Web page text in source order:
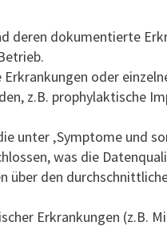
deren dokumentierte
oder
z.B. prophylaktische
unter ‚Symptome und
was die
über den
Erkrankungen (z.B.